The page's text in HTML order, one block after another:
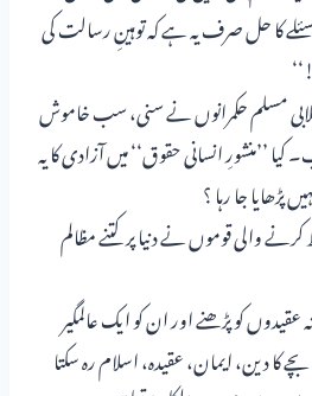
کا حل صرف یہ ہے کہ توہینِ رسالت کی
مسلم حکمرانوں نے سنی، سب خاموش
’’منشورِ انسانی حقوق‘‘ میں آزادی کا یہ
جا رہا ؟
والی قوموں نے دنیا پر کتنے مظالم
کو پڑھنے اور ان کو ایک عالمگیر
کا دین، ایمان، عقیدہ، اسلام رہ سکتا